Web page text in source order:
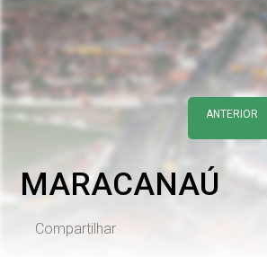
ANTERIOR
MARACANAÚ
Compartilhar